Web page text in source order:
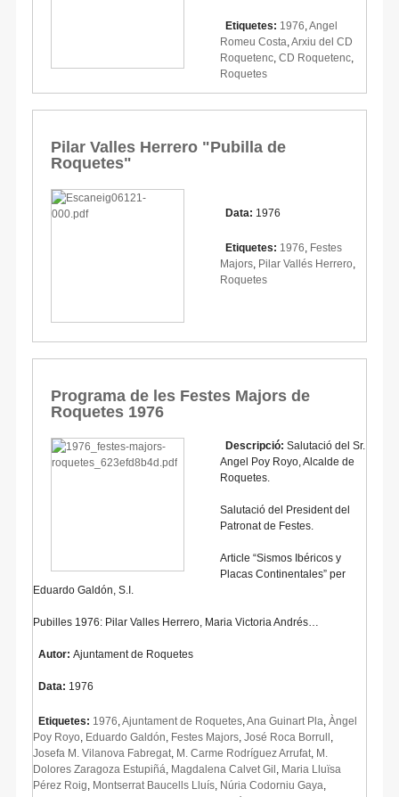
Etiquetes: 1976 Angel
Romeu Costa Arxiu del CD
Roquetenc CD Roquetenc
Roquetes
Pilar Valles Herrero "Pubilla de
Roquetes"
Data: 1976
Etiquetes: 1976 Festes
Majors Pilar Vallés Herrero
Roquetes
Programa de les Festes Majors de
Roquetes 1976
Descripció: Salutació del Sr.
Angel Poy Royo, Alcalde de
Roquetes.
Salutació del President del
Patronat de Festes.
Article “Sismos Ibéricos y
Placas Continentales” per
Eduardo Galdón, S.I.
Pubilles 1976: Pilar Valles Herrero, Maria Victoria Andrés…
Autor: Ajuntament de Roquetes
Data: 1976
Etiquetes: 1976 Ajuntament de Roquetes Ana Guinart Pla Àngel
Poy Royo Eduardo Galdón Festes Majors José Roca Borrull
Josefa M. Vilanova Fabregat M. Carme Rodríguez Arrufat M.
Dolores Zaragoza Estupiñá Magdalena Calvet Gil Maria Lluïsa
Pérez Roig Montserrat Baucells Lluís Núria Codorniu Gaya